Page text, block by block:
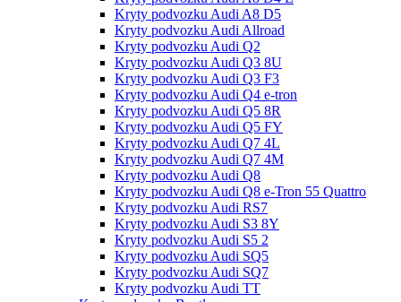
Kryty podvozku Audi A8 D5
Kryty podvozku Audi Allroad
Kryty podvozku Audi Q2
Kryty podvozku Audi Q3 8U
Kryty podvozku Audi Q3 F3
Kryty podvozku Audi Q4 e-tron
Kryty podvozku Audi Q5 8R
Kryty podvozku Audi Q5 FY
Kryty podvozku Audi Q7 4L
Kryty podvozku Audi Q7 4M
Kryty podvozku Audi Q8
Kryty podvozku Audi Q8 e-Tron 55 Quattro
Kryty podvozku Audi RS7
Kryty podvozku Audi S3 8Y
Kryty podvozku Audi S5 2
Kryty podvozku Audi SQ5
Kryty podvozku Audi SQ7
Kryty podvozku Audi TT